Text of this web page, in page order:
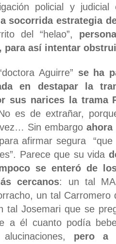
policial y
socorrida estrategia
del “helao”,
para así intentar
Aguirre” se ha
en destapar la
sus narices la trama
es de extrañar,
Sin embargo ahora
afirmar segura “que
Parece que su vida
se enteró de
cercanos: un tal
un tal Carromero
tal Josemari que se
a él cuanto podía
pero a